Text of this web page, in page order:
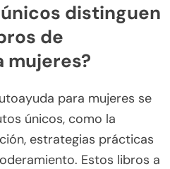
distinguen
de
mujeres?
para mujeres se
únicos, como la
estrategias prácticas
Estos libros a